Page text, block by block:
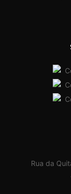
Rua da